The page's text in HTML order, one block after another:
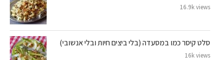
16.9k views
סלט קיסר כמו במסעדה (בלי ביצים חיות ובלי אנשובי)
16k views